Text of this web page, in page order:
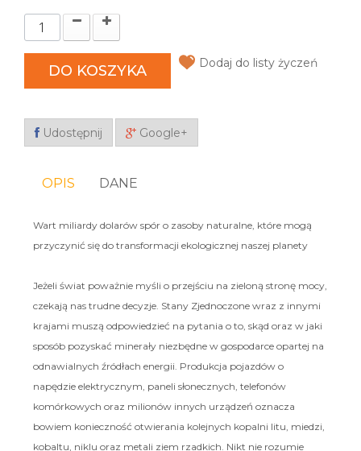
DO KOSZYKA Dodaj do listy życzeń
Udostępnij Google+
OPIS DANE
Wart miliardy dolarów spór o zasoby naturalne, które mogą
przyczynić się do transformacji ekologicznej naszej planety
Jeżeli świat poważnie myśli o przejściu na zieloną stronę mocy,
czekają nas trudne decyzje. Stany Zjednoczone wraz z innymi
krajami muszą odpowiedzieć na pytania o to, skąd oraz w jaki
sposób pozyskać minerały niezbędne w gospodarce opartej na
odnawialnych źródłach energii. Produkcja pojazdów o
napędzie elektrycznym, paneli słonecznych, telefonów
komórkowych oraz milionów innych urządzeń oznacza
bowiem konieczność otwierania kolejnych kopalni litu, miedzi,
kobaltu, niklu oraz metali ziem rzadkich. Nikt nie rozumie